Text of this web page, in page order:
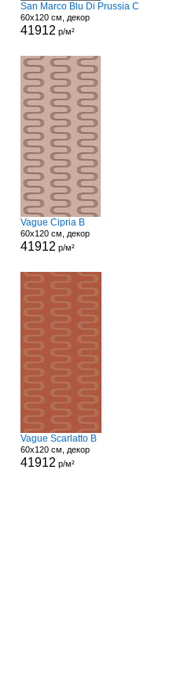
San Marco Blu Di Prussia C
60x120 см, декор
41912 р/м²
Vague Cipria B
60x120 см, декор
41912 р/м²
Vague Scarlatto B
60x120 см, декор
41912 р/м²